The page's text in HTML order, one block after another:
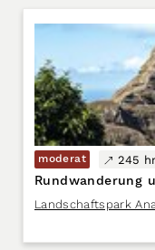
moderat 245
Rundwanderung
Landschaftspark